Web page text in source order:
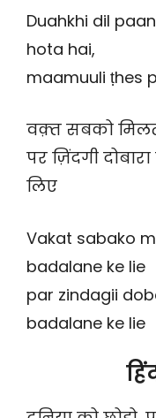
Duahkhi dil
hota hai,
maamuuli ṭhes
वक़्त सबको
पर ज़िंदगी
लिए
Vakat sabako
badalane ke lie
par zindagii
badalane ke lie